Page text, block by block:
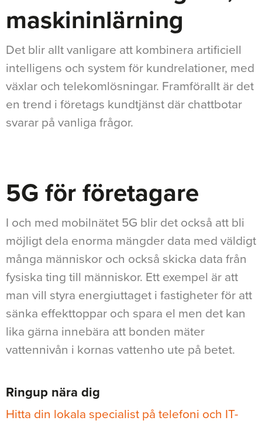
maskininlärning
Det blir allt vanligare att kombinera artificiell
intelligens och system för kundrelationer, med
växlar och telekomlösningar. Framförallt är det
en trend i företags kundtjänst där chattbotar
svarar på vanliga frågor.
5G för företagare
I och med mobilnätet 5G blir det också att bli
möjligt dela enorma mängder data med väldigt
många människor och också skicka data från
fysiska ting till människor. Ett exempel är att
man vill styra energiuttaget i fastigheter för att
sänka effekttoppar och spara el men det kan
lika gärna innebära att bonden mäter
vattennivån i kornas vattenho ute på betet.
Ringup nära dig
Hitta din lokala specialist på telefoni och IT-